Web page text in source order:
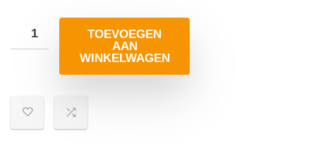
TOEVOEGEN
AAN
WINKELWAGEN